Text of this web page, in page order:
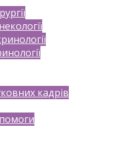
кадрів